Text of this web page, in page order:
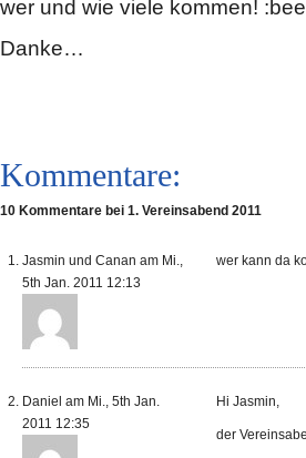
wer und wie viele kommen!
Danke…
Kommentare:
10 Kommentare bei 1. Vereinsabend 2011
Jasmin und Canan am Mi.,
5th Jan. 2011 12:13
wer kann da
Daniel am Mi., 5th Jan.
2011 12:35
Hi Jasmin,
der